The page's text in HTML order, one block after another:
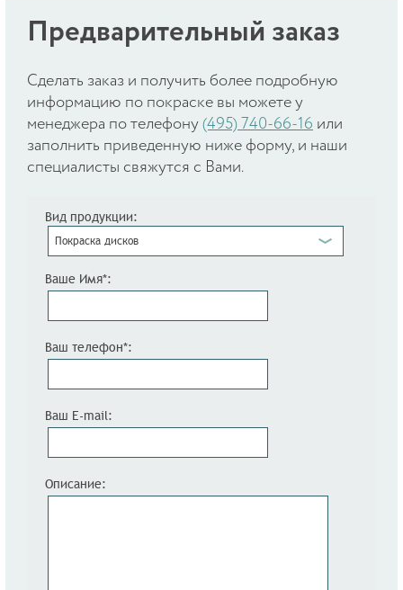
Предварительный заказ
Cделать заказ и получить более подробную
информацию по покраске вы можете у
менеджера по телефону (495) 740-66-16 или
заполнить приведенную ниже форму, и наши
специалисты свяжутся с Вами.
Вид продукции:
Покраска дисков
Ваше Имя*:
Ваш телефон*:
Ваш E-mail:
Описание: